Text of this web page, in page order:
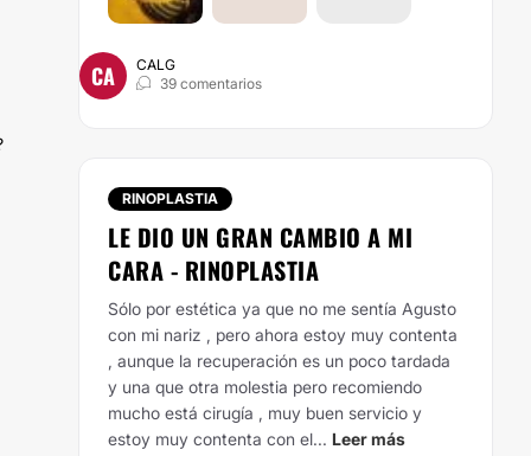
CA
CALG
39 comentarios
RINOPLASTIA
LE DIO UN GRAN CAMBIO A MI
CARA - RINOPLASTIA
Sólo por estética ya que no me sentía Agusto
con mi nariz , pero ahora estoy muy contenta
, aunque la recuperación es un poco tardada
y una que otra molestia pero recomiendo
mucho está cirugía , muy buen servicio y
estoy muy contenta con el... Leer más